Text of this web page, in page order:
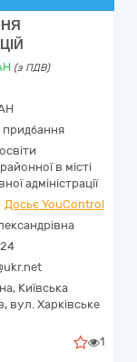
(з ПДВ)
придбання
в місті
адміністрації
Досьє YouControl
, Київська
вул. Харківське
1